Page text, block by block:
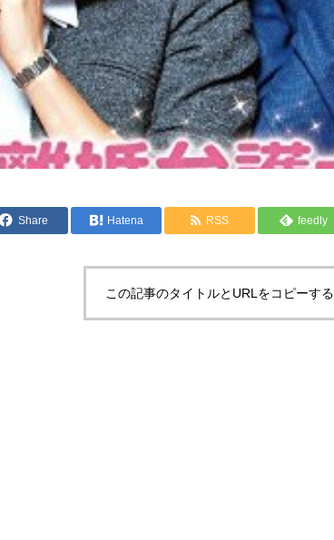
Share Hatena RSS feedly
この記事のタイトルとURLをコピーする